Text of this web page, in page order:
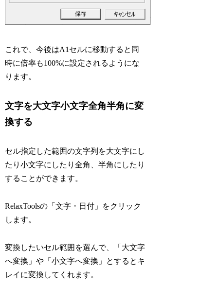
これで、今後はA1セルに移動すると同
時に倍率も100%に設定されるようにな
ります。
文字を大文字小文字全角半角に変
換する
セル指定した範囲の文字列を大文字にし
たり小文字にしたり全角、半角にしたり
することができます。
RelaxToolsの「文字・日付」をクリック
します。
変換したいセル範囲を選んで、「大文字
へ変換」や「小文字へ変換」とするとキ
レイに変換してくれます。